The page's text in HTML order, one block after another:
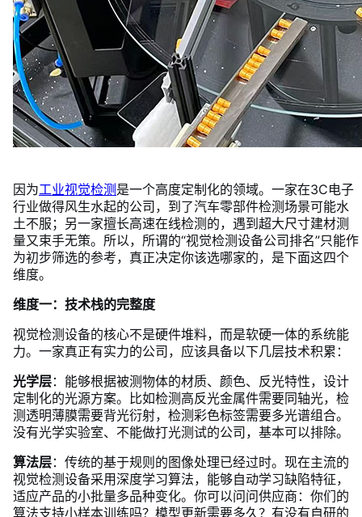
因为工业视觉检测 是一个高度定制化的领域。一家在3C电子
行业做得风生水起的公司，到了汽车零部件检测场景可能水
土不服；另一家擅长高速在线检测的，遇到超大尺寸建材测
量又束手无策。所以，所谓的“视觉检测设备公司排名”只能作
为初步筛选的参考，真正决定你该选哪家的，是下面这四个
维度。
维度一：技术栈的完整度
视觉检测设备的核心不是硬件堆料，而是软硬一体的系统能
力。一家真正有实力的公司，应该具备以下几层技术积累：
光学层：能够根据被测物体的材质、颜色、反光特性，设计
定制化的光源方案。比如检测高反光金属件需要同轴光，检
测透明薄膜需要背光衍射，检测彩色标签需要多光谱组合。
没有光学实验室、不能做打光测试的公司，基本可以排除。
算法层：传统的基于规则的图像处理已经过时。现在主流的
视觉检测设备采用深度学习算法，能够自动学习缺陷特征，
适应产品的小批量多品种变化。你可以问问供应商：你们的
算法支持小样本训练吗？模型更新需要多久？有没有自研的